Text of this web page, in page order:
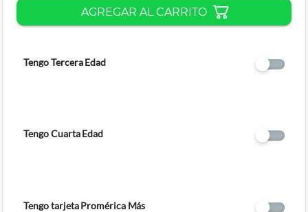
AGREGAR AL CARRITO
Tengo Tercera Edad
Tengo Cuarta Edad
Tengo tarjeta Promérica Más